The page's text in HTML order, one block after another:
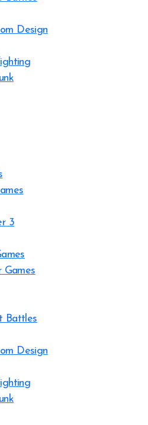
Design
3
Games
Battles
Design